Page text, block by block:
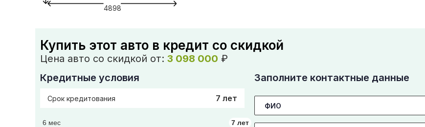
4898
Купить этот авто в кредит со скидкой
Цена авто со скидкой от: 3 098 000 ₽
Кредитные условия
Срок кредитования 7 лет
6 мес 7 лет
Заполните контактные данные